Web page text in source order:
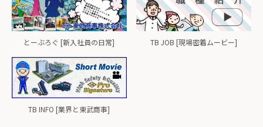
とーぶろぐ [新入社員の日常] TB JOB [現場密着ムービー]
TB INFO [業界と東武商事]